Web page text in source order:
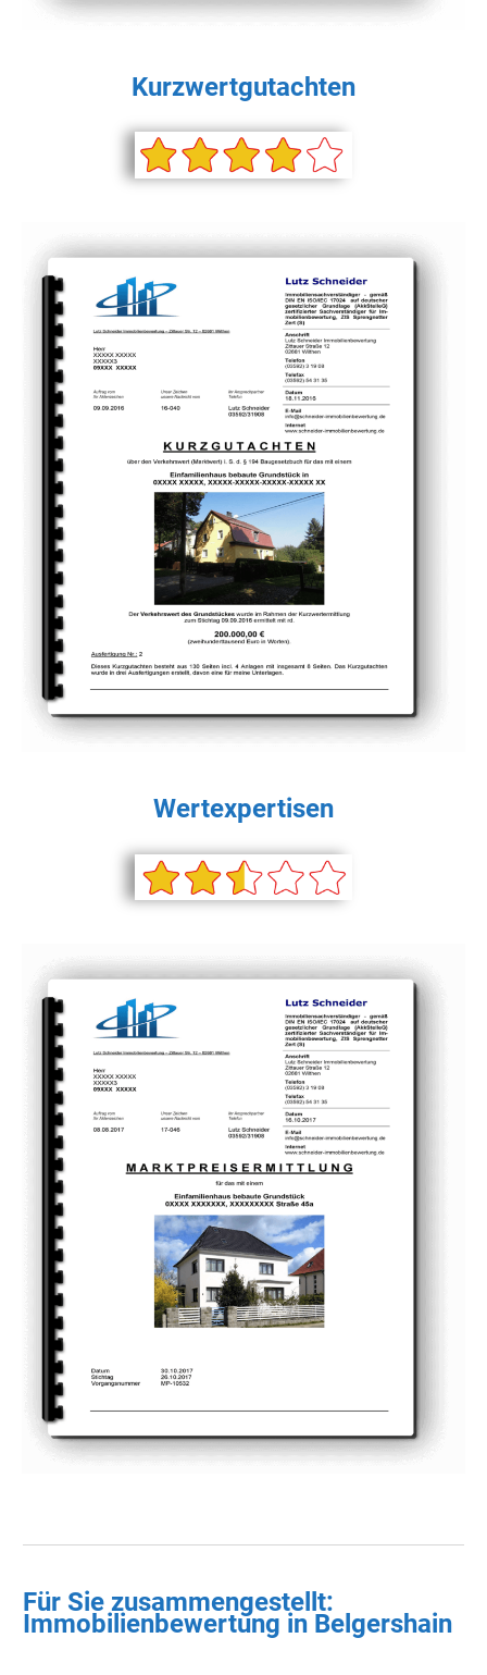
Kurzwertgutachten
Wertexpertisen
Für Sie zusammengestellt :
Immobilienbewertung in Belgershain